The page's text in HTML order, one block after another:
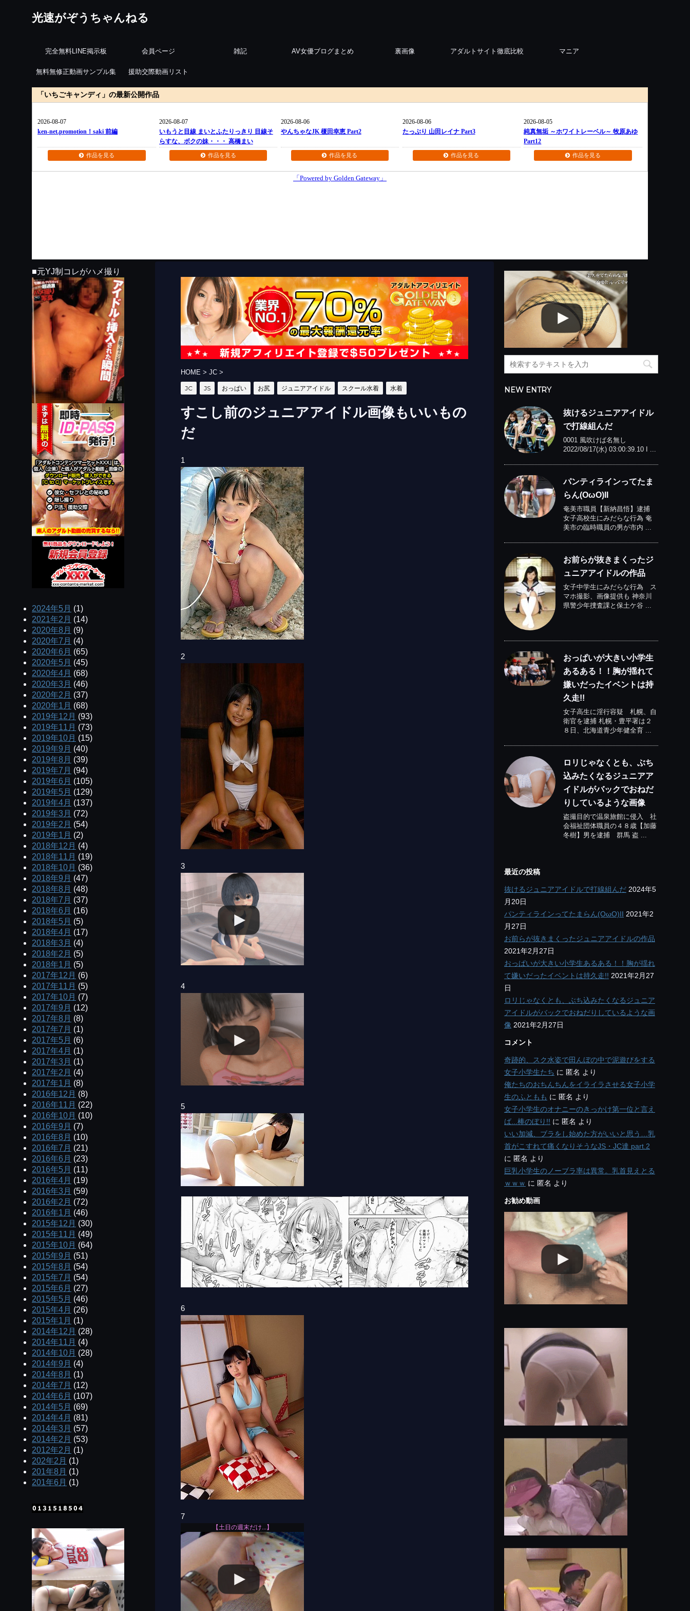
光速がぞうちゃんねる
完全無料LINE掲示板 会員ページ 雑記 AV女優ブログまとめ 裏画像 アダルトサイト徹底比較 マニア
無料無修正動画サンプル集 援助交際動画リスト
HOME > JC >
JC JS おっぱい お尻 ジュニアアイドル スクール水着 水着
すこし前のジュニアアイドル画像もいいもの
だ
1
2
3
4
5
6
7
NEW ENTRY
抜けるジュニアアイドル
で打線組んだ
0001 風吹けば名無し
2022/08/17(水) 03:00:39.10 I ...
パンティラインってたま
らん(OωO)II
奄美市職員【新納昌悟】逮捕
女子高校生にみだらな行為 奄
美市の臨時職員の男が市内 ...
お前らが抜きまくったジ
ュニアアイドルの作品
女子中学生にみだらな行為 ス
マホ撮影、画像提供も 神奈川
県警少年捜査課と保土ケ谷 ...
おっぱいが大きい小学生
あるある！！胸が揺れて
嫌いだったイベントは持
久走!!
女子高生に淫行容疑 札幌、自
衛官を逮捕 札幌・豊平署は２
８日、北海道青少年健全育 ...
ロリじゃなくとも、ぶち
込みたくなるジュニアア
イドルがバックでおねだ
りしているような画像
盗撮目的で温泉旅館に侵入 社
会福祉団体職員の４８歳【加藤
冬樹】男を逮捕 群馬 盗 ...
最近の投稿
抜けるジュニアアイドルで打線組んだ 2024年5
月20日
パンティラインってたまらん(OωO)II 2021年2
月27日
お前らが抜きまくったジュニアアイドルの作品
2021年2月27日
おっぱいが大きい小学生あるある！！胸が揺れ
て嫌いだったイベントは持久走!! 2021年2月27
日
ロリじゃなくとも、ぶち込みたくなるジュニア
アイドルがバックでおねだりしているような画
像 2021年2月27日
コメント
奇跡的、スク水姿で田んぼの中で泥遊びをする
女子小学生たち に 匿名 より
俺たちのおちんちんをイライラさせる女子小学
生のふともも に 匿名 より
女子小学生のオナニーのきっかけ第一位と言え
ば...棒のぼり!! に 匿名 より
いい加減、ブラをし始めた方がいいと思う…乳
首がこすれて痛くなりそうなJS・JC達 part.2
に 匿名 より
巨乳小学生のノーブラ率は異常。乳首見えとる
ｗｗｗ に 匿名 より
お勧め動画
■元YJ制コレがハメ撮り
2024年5月 (1)
2021年2月 (14)
2020年8月 (9)
2020年7月 (4)
2020年6月 (65)
2020年5月 (45)
2020年4月 (68)
2020年3月 (46)
2020年2月 (37)
2020年1月 (68)
2019年12月 (93)
2019年11月 (73)
2019年10月 (15)
2019年9月 (40)
2019年8月 (39)
2019年7月 (94)
2019年6月 (105)
2019年5月 (129)
2019年4月 (137)
2019年3月 (72)
2019年2月 (54)
2019年1月 (2)
2018年12月 (4)
2018年11月 (19)
2018年10月 (36)
2018年9月 (47)
2018年8月 (48)
2018年7月 (37)
2018年6月 (16)
2018年5月 (5)
2018年4月 (17)
2018年3月 (4)
2018年2月 (5)
2018年1月 (5)
2017年12月 (6)
2017年11月 (5)
2017年10月 (7)
2017年9月 (12)
2017年8月 (8)
2017年7月 (1)
2017年5月 (6)
2017年4月 (1)
2017年3月 (1)
2017年2月 (4)
2017年1月 (8)
2016年12月 (8)
2016年11月 (22)
2016年10月 (10)
2016年9月 (7)
2016年8月 (10)
2016年7月 (21)
2016年6月 (23)
2016年5月 (11)
2016年4月 (19)
2016年3月 (59)
2016年2月 (72)
2016年1月 (46)
2015年12月 (30)
2015年11月 (49)
2015年10月 (64)
2015年9月 (51)
2015年8月 (54)
2015年7月 (54)
2015年6月 (27)
2015年5月 (46)
2015年4月 (26)
2015年1月 (1)
2014年12月 (28)
2014年11月 (4)
2014年10月 (28)
2014年9月 (4)
2014年8月 (1)
2014年7月 (12)
2014年6月 (107)
2014年5月 (69)
2014年4月 (81)
2014年3月 (57)
2014年2月 (53)
2012年2月 (1)
202年2月 (1)
201年8月 (1)
201年6月 (1)